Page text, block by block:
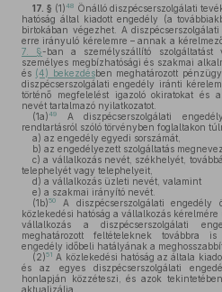
17. § (1)48 Önálló diszpécserszolgálati
hatóság által kiadott engedély (a
birtokában végezhet. A
erre irányuló kérelemre – annak a
7. §-ban a személyszállító szolgáltatást
személyes megbízhatósági és szakmai
és (4) bekezdésben meghatározott
diszpécserszolgálati engedély iránti
történő megfelelést igazoló okiratokat és
nevét tartalmazó nyilatkozatot.
(1a)49
A diszpécserszolgálati
rendtartásról szóló törvényben foglaltakon
a) az engedély egyedi sorszámát,
b) az engedélyezett szolgáltatás
c) a vállalkozás nevét, székhelyét,
telephelyét vagy telephelyeit,
d) a vállalkozás üzleti nevét, valamint
e) a szakmai irányító nevét.
(1b)50
A diszpécserszolgálati
közlekedési hatóság a vállalkozás
vállalkozás a diszpécserszolgálati
meghatározott feltételeknek továbbra
engedély időbeli hatályának a
(2)51 A közlekedési hatóság az általa
és az egyes diszpécserszolgálati
honlapján közzéteszi, és azok
aktualizálja.